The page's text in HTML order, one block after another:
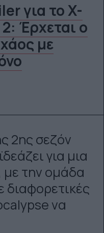
για το X-
Έρχεται ο
με
2ης σεζόν
για μια
με την ομάδα
διαφορετικές
να